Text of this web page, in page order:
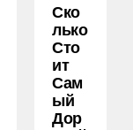
Ско
Лько
Сто
Ит
Сам
Ый
Дор